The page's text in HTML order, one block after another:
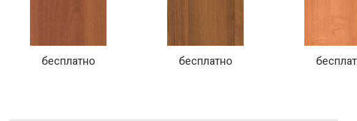
бесплатно бесплатно